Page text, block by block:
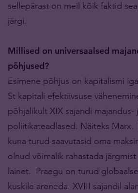
sellepärast on meil kõik faktid
järgi.
Millised on universaalsed
põhjused?
Esimene põhjus on kapitalismi
St kapitali efektiivsuse
põhjalikult XIX sajandi majandus-
poliitikateadlased. Näiteks Marx.
kuna turud saavutasid oma
olnud võimalik rahastada
lainet. Praegu on turud
kuskile areneda. XVIII sajandil